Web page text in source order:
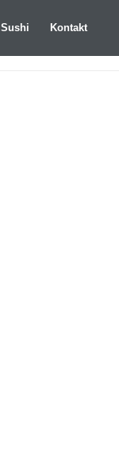
Sushi Kontakt